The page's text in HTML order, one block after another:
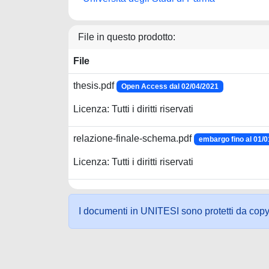
File in questo prodotto:
File
thesis.pdf Open Access dal 02/04/2021
Licenza: Tutti i diritti riservati
relazione-finale-schema.pdf embargo fino al 01/
Licenza: Tutti i diritti riservati
I documenti in UNITESI sono protetti da